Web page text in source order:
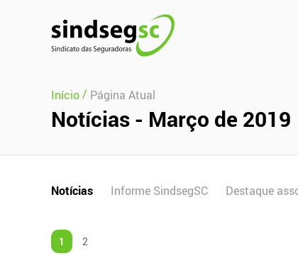
Início/ Página Atual
Notícias - Março de 2019
Notícias Informe SindsegSC Destaque
1 2